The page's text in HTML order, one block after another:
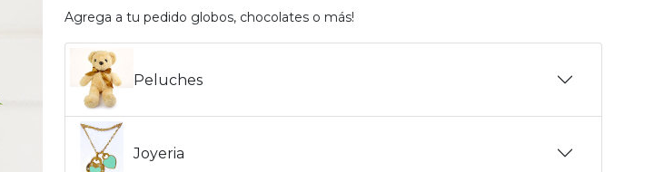
Agrega a tu pedido globos, chocolates o más!
Peluches
Joyeria